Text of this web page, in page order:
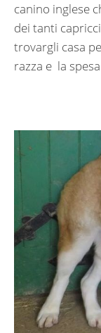
canino inglese
dei tanti
trovargli casa
razza e la